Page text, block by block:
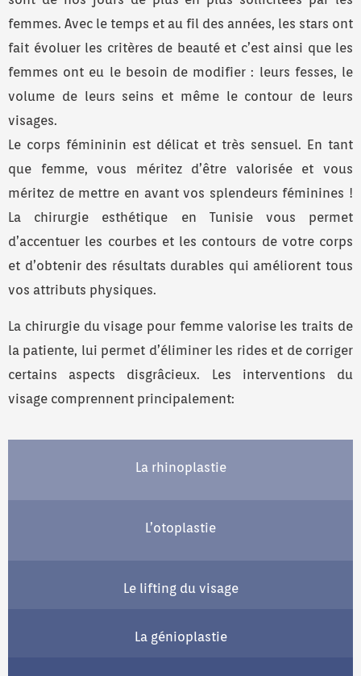
femmes. Avec le temps et au fil des années, les stars ont
fait évoluer les critères de beauté et c’est ainsi que les
femmes ont eu le besoin de modifier : leurs fesses, le
volume de leurs seins et même le contour de leurs
visages.
Le corps fémininin est délicat et très sensuel. En tant
que femme, vous méritez d’être valorisée et vous
méritez de mettre en avant vos splendeurs féminines !
La chirurgie esthétique en Tunisie vous permet
d’accentuer les courbes et les contours de votre corps
et d’obtenir des résultats durables qui améliorent tous
vos attributs physiques.
La chirurgie du visage pour femme valorise les traits de
la patiente, lui permet d’éliminer les rides et de corriger
certains aspects disgrâcieux. Les interventions du
visage comprennent principalement:
La rhinoplastie
L’otoplastie
Le lifting du visage
La génioplastie